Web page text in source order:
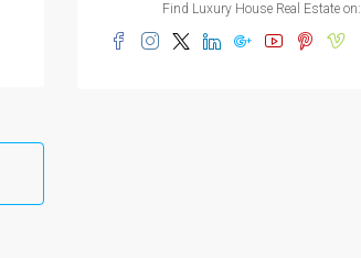
Find Luxury House Real Estate on: